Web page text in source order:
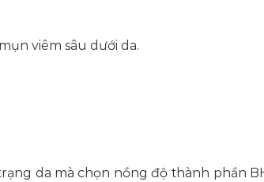
viêm sâu dưới da.
da mà chọn nồng độ thành phần